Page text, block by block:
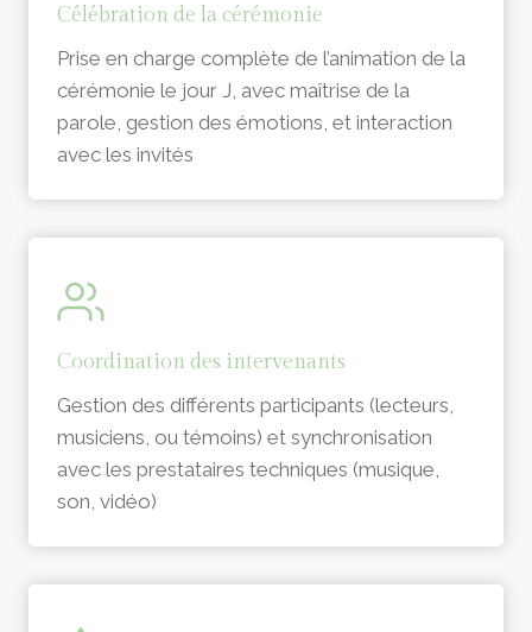
Célébration de la cérémonie
Prise en charge complète de l’animation de la
cérémonie le jour J, avec maîtrise de la
parole, gestion des émotions, et interaction
avec les invités
Coordination des intervenants
Gestion des différents participants (lecteurs,
musiciens, ou témoins) et synchronisation
avec les prestataires techniques (musique,
son, vidéo)